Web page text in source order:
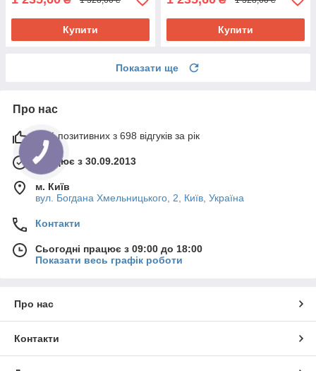
Купити Купити
Показати ще
Про нас
97% позитивних з 698 відгуків за рік
Працює з 30.09.2013
м. Київ
вул. Богдана Хмельницького, 2, Київ, Україна
Контакти
Сьогодні працює з 09:00 до 18:00
Показати весь графік роботи
Про нас
Контакти